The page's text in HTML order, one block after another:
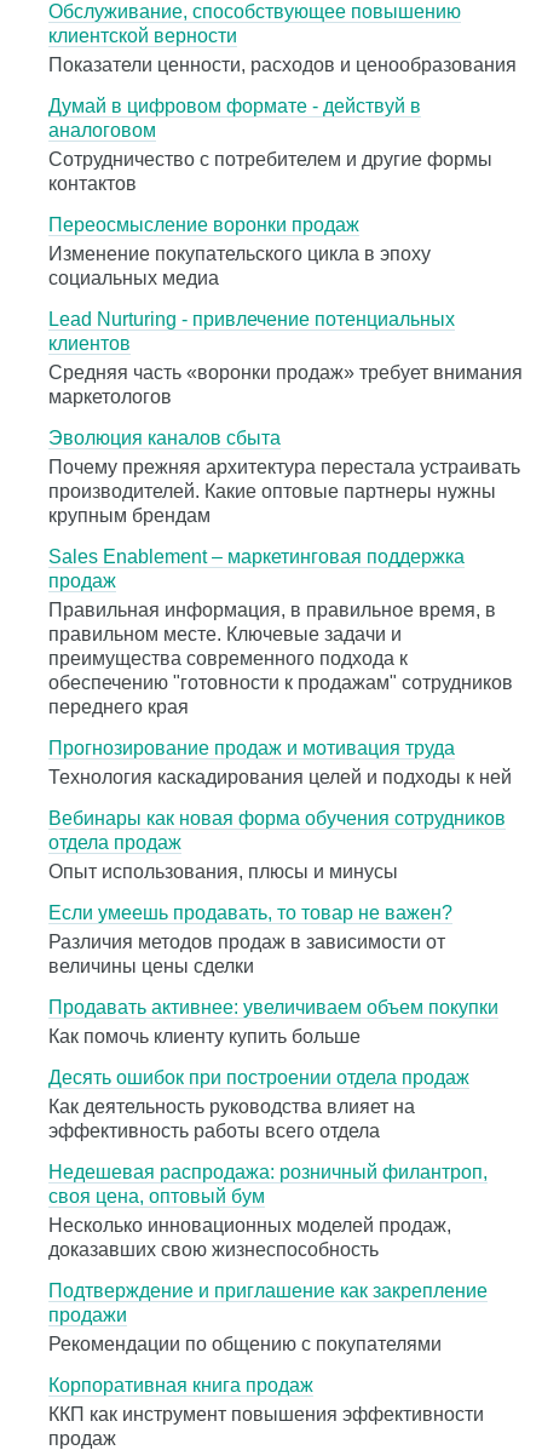
Обслуживание, способствующее повышению
клиентской верности
Показатели ценности, расходов и ценообразования
Думай в цифровом формате - действуй в
аналоговом
Сотрудничество с потребителем и другие формы
контактов
Переосмысление воронки продаж
Изменение покупательского цикла в эпоху
социальных медиа
Lead Nurturing - привлечение потенциальных
клиентов
Средняя часть «воронки продаж» требует внимания
маркетологов
Эволюция каналов сбыта
Почему прежняя архитектура перестала устраивать
производителей. Какие оптовые партнеры нужны
крупным брендам
Sales Enablement – маркетинговая поддержка
продаж
Правильная информация, в правильное время, в
правильном месте. Ключевые задачи и
преимущества современного подхода к
обеспечению "готовности к продажам" сотрудников
переднего края
Прогнозирование продаж и мотивация труда
Технология каскадирования целей и подходы к ней
Вебинары как новая форма обучения сотрудников
отдела продаж
Опыт использования, плюсы и минусы
Если умеешь продавать, то товар не важен?
Различия методов продаж в зависимости от
величины цены сделки
Продавать активнее: увеличиваем объем покупки
Как помочь клиенту купить больше
Десять ошибок при построении отдела продаж
Как деятельность руководства влияет на
эффективность работы всего отдела
Недешевая распродажа: розничный филантроп,
своя цена, оптовый бум
Несколько инновационных моделей продаж,
доказавших свою жизнеспособность
Подтверждение и приглашение как закрепление
продажи
Рекомендации по общению с покупателями
Корпоративная книга продаж
ККП как инструмент повышения эффективности
продаж